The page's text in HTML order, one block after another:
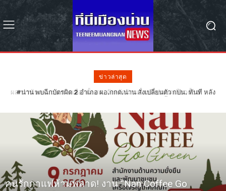
ข่าวล่าสุด
#น่าน พบฉีกบัตรผิด 2 อำเภอ ผอ.กกต.น่าน สั่งเปลี่ยนตัว กปน. ทันที หลัง
คนรักกาแฟห้ามพลาด! งาน “Nan Coffee Go